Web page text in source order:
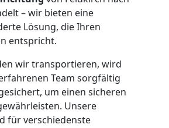
– wir bieten eine
Lösung, die Ihren
entspricht.
wir transportieren, wird
Team sorgfältig
um einen sicheren
Unsere
für verschiedenste